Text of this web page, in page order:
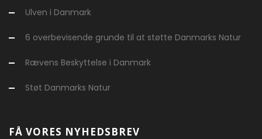
Ulven i Danmark
6 overbevisende grunde til at støtte Danmarks Natur
Rævens Beskyttelse i Danmark
Støt Danmarks Natur
FÅ VORES NYHEDSBREV